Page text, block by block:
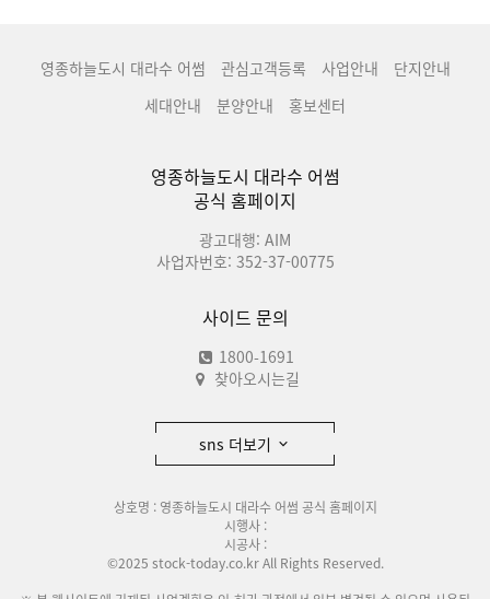
영종하늘도시 대라수 어썸 관심고객등록 사업안내
단지안내
세대안내
분양안내 홍보센터
영종하늘도시 대라수 어썸
공식 홈페이지
광고대행: AIM
사업자번호: 352-37-00775
사이드 문의
1800-1691
찾아오시는길
sns 더보기
상호명 : 영종하늘도시 대라수 어썸 공식 홈페이지
시행사 :
시공사 :
©2025 stock-today.co.kr All Rights Reserved.